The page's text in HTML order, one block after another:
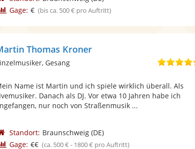
Gage: € (bis ca. 500 € pro Auftritt)
Thomas Kroner
Gesang
Name ist Martin und ich spiele wirklich überall. Als
Danach als DJ. Vor etwa 10 Jahren habe ich
nur noch von Straßenmusik ...
Standort: Braunschweig(DE)
Gage: €€ (ca. 500 € - 1800 € pro Auftritt)